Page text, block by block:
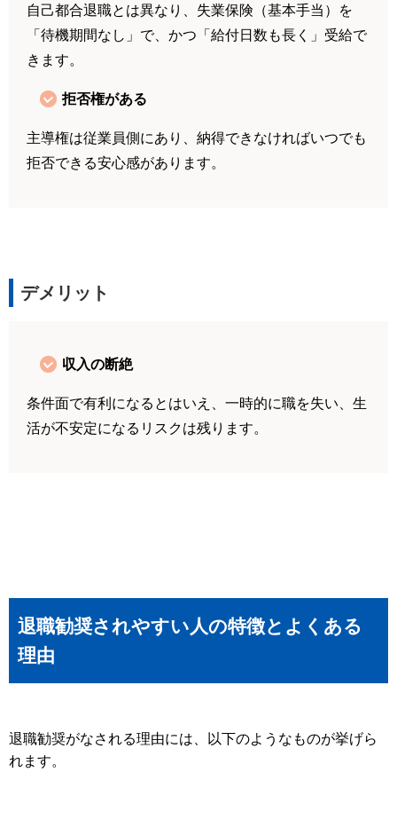
自己都合退職とは異なり、失業保険（基本手当）を
「待機期間なし」で、かつ「給付日数も長く」受給で
きます。
拒否権がある
主導権は従業員側にあり、納得できなければいつでも
拒否できる安心感があります。
デメリット
収入の断絶
条件面で有利になるとはいえ、一時的に職を失い、生
活が不安定になるリスクは残ります。
退職勧奨されやすい人の特徴とよくある
理由
退職勧奨がなされる理由には、以下のようなものが挙げら
れます。